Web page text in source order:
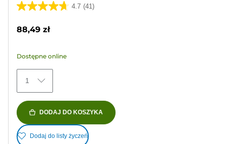
4.7 (41)
4.7
5
41
Recenzji
88,49 zł
Dostępne online
1
DODAJ DO KOSZYKA
Dodaj do listy życzeń